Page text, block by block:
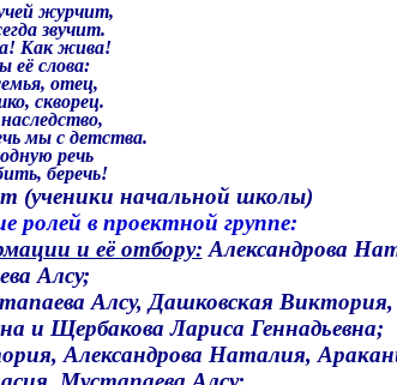
журчит,
звучит.
Как жива!
слова:
отец,
скворец.
мы с детства.
речь
беречь!
(ученики начальной школы)
ролей в проектной группе:
и её отбору: Александрова
Алсу;
Алсу, Дашковская Виктория,
и Щербакова Лариса Геннадьевна;
Александрова Наталия,